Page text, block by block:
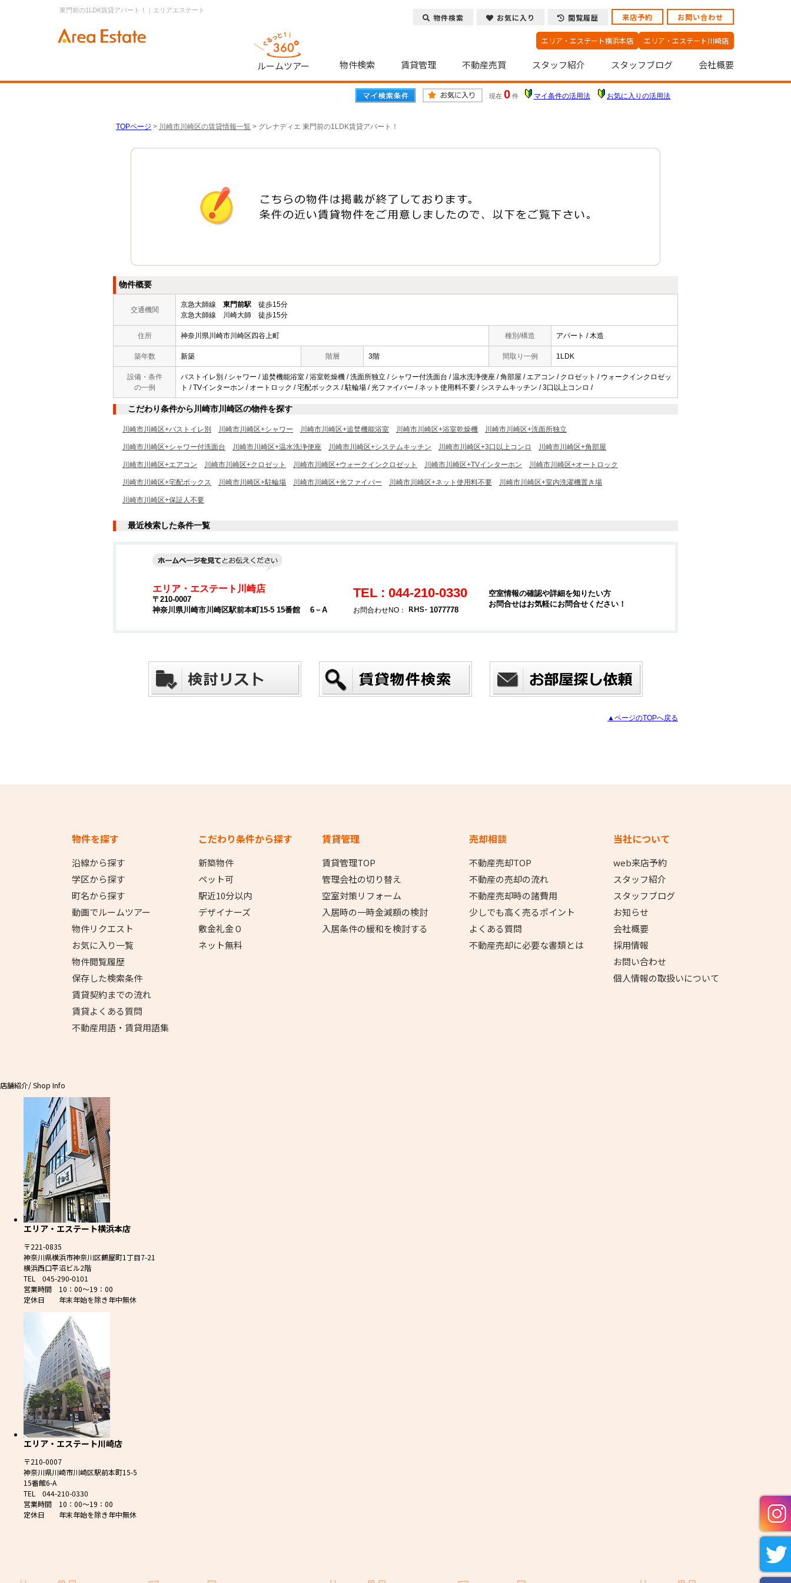
東門前の1LDK賃貸アパート！｜エリアエステート
物件検索 お気に入り 閲覧履歴 来店予約 お問い合わせ
エリア・エステート横浜本店 エリア・エステート川崎店
ルームツアー 物件検索 賃貸管理 不動産売買 スタッフ紹介 スタッフブログ 会社概要
現在 0 件 マイ条件の活用法 お気に入りの活用法
TOPページ > 川崎市川崎区の賃貸情報一覧 > グレナディエ 東門前の1LDK賃貸アパート！
物件概要
交通機関
京急大師線 東門前駅 徒歩15分
京急大師線 川崎大師 徒歩15分
住所 神奈川県川崎市川崎区四谷上町 種別/構造 アパート / 木造
築年数 新築 階層 3階 間取り一例 1LDK
設備・条件
の一例
バストイレ別 / シャワー / 追焚機能浴室 / 浴室乾燥機 / 洗面所独立 / シャワー付洗面台 / 温水洗浄便座 / 角部屋 / エアコン / クロゼット / ウォークインクロゼッ
ト / TVインターホン / オートロック / 宅配ボックス / 駐輪場 / 光ファイバー / ネット使用料不要 / システムキッチン / 3口以上コンロ /
こだわり条件から川崎市川崎区の物件を探す
川崎市川崎区+バストイレ別 川崎市川崎区+シャワー 川崎市川崎区+追焚機能浴室 川崎市川崎区+浴室乾燥機 川崎市川崎区+洗面所独立
川崎市川崎区+シャワー付洗面台 川崎市川崎区+温水洗浄便座 川崎市川崎区+システムキッチン 川崎市川崎区+3口以上コンロ 川崎市川崎区+角部屋
川崎市川崎区+エアコン 川崎市川崎区+クロゼット 川崎市川崎区+ウォークインクロゼット 川崎市川崎区+TVインターホン 川崎市川崎区+オートロック
川崎市川崎区+宅配ボックス 川崎市川崎区+駐輪場 川崎市川崎区+光ファイバー 川崎市川崎区+ネット使用料不要 川崎市川崎区+室内洗濯機置き場
川崎市川崎区+保証人不要
最近検索した条件一覧
エリア・エステート川崎店
〒210-0007
神奈川県川崎市川崎区駅前本町15-5 15番館 6－A
TEL : 044-210-0330
お問合わせNO： 1077778
空室情報の確認や詳細を知りたい方
お問合せはお気軽にお問合せください！
▲ページのTOPへ戻る
物件を探す
沿線から探す
学区から探す
町名から探す
動画でルームツアー
物件リクエスト
お気に入り一覧
物件閲覧履歴
保存した検索条件
賃貸契約までの流れ
賃貸よくある質問
不動産用語・賃貸用語集
こだわり条件から探す
新築物件
ペット可
駅近10分以内
デザイナーズ
敷金礼金０
ネット無料
賃貸管理
賃貸管理TOP
管理会社の切り替え
空室対策リフォーム
入居時の一時金減額の検討
入居条件の緩和を検討する
売却相談
不動産売却TOP
不動産の売却の流れ
不動産売却時の諸費用
少しでも高く売るポイント
よくある質問
不動産売却に必要な書類とは
当社について
web来店予約
スタッフ紹介
スタッフブログ
お知らせ
会社概要
採用情報
お問い合わせ
個人情報の取扱いについて
店舗紹介/ Shop Info
エリア・エステート横浜本店
〒221-0835
神奈川県横浜市神奈川区鶴屋町1丁目7-21
横浜西口平沼ビル2階
TEL 045-290-0101
営業時間 10：00～19：00
定休日 年末年始を除き年中無休
エリア・エステート川崎店
〒210-0007
神奈川県川崎市川崎区駅前本町15-5
15番館6-A
TEL 044-210-0330
営業時間 10：00～19：00
定休日 年末年始を除き年中無休